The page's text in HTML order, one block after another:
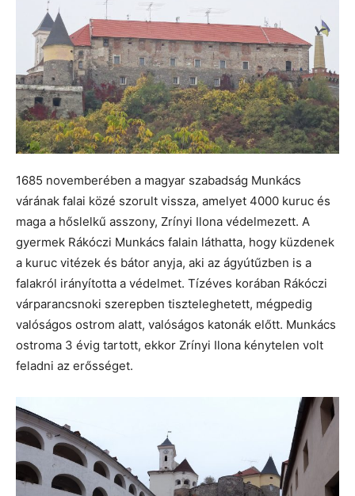
1685 novemberében a magyar szabadság Munkács
várának falai közé szorult vissza, amelyet 4000 kuruc és
maga a hőslelkű asszony, Zrínyi Ilona védelmezett. A
gyermek Rákóczi Munkács falain láthatta, hogy küzdenek
a kuruc vitézek és bátor anyja, aki az ágyútűzben is a
falakról irányította a védelmet. Tízéves korában Rákóczi
várparancsnoki szerepben tiszteleghetett, mégpedig
valóságos ostrom alatt, valóságos katonák előtt. Munkács
ostroma 3 évig tartott, ekkor Zrínyi Ilona kénytelen volt
feladni az erősséget.